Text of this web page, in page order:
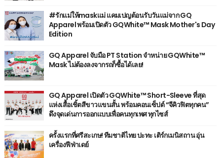
#รักแม่ให้maskแม่ แคมเปญต้อนรับวันแม่จาก GQ
Apparel พร้อมเปิดตัว GQWhite™ Mask Mother's Day
Edition
GQ Apparel จับมือ PT Station จำหน่าย GQWhite™
Mask ไม่ต้องลงจากรถก็ซื้อได้เลย!
GQ Apparel เปิดตัว GQWhite™ Short-Sleeve ที่สุด
แห่งเสื้อเชิ้ตสีขาวแขนสั้น พร้อมคอนเซ็ปต์ “จีคิวฟิตทุกคน”
ดึงจุดเด่นการออกแบบเพื่อคนทุกเพศ ทุกไซส์
ครั้งแรกที่ศรีสะเกษ! ทีมชาติไทย ปะทะ เติร์กเมนิสถาน อุ่น
เครื่องฟีฟ่าเดย์